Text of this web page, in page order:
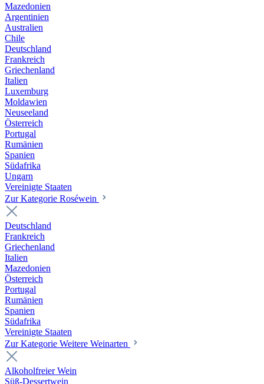
Mazedonien
Argentinien
Australien
Chile
Deutschland
Frankreich
Griechenland
Italien
Luxemburg
Moldawien
Neuseeland
Österreich
Portugal
Rumänien
Spanien
Südafrika
Ungarn
Vereinigte Staaten
Zur Kategorie Roséwein
Deutschland
Frankreich
Griechenland
Italien
Mazedonien
Österreich
Portugal
Rumänien
Spanien
Südafrika
Vereinigte Staaten
Zur Kategorie Weitere Weinarten
Alkoholfreier Wein
Süß-Dessertwein